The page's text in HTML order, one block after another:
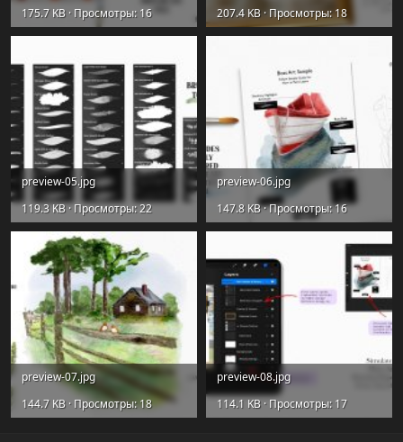
175.7 KB · Просмотры: 16 207.4 KB · Просмотры: 18
preview-05.jpg
119.3 KB · Просмотры: 22
preview-06.jpg
147.8 KB · Просмотры: 16
preview-07.jpg
144.7 KB · Просмотры: 18
preview-08.jpg
114.1 KB · Просмотры: 17